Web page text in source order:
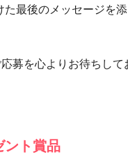
た最後のメッセージを
募を心よりお待ちして
ント賞品